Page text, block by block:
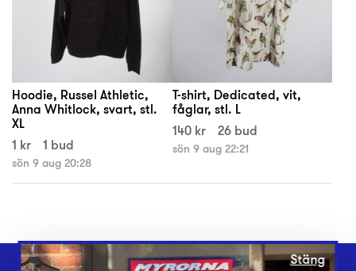
Hoodie, Russel Athletic,
Anna Whitlock, svart, stl.
XL
1 kr
1 bud
sön 9 aug 20:28
T-shirt, Dedicated, vit,
fåglar, stl. L
140 kr
26 bud
sön 9 aug 22:21
Stäng